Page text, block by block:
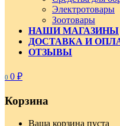
Электротовары
Зоотовары
НАШИ МАГАЗИНЫ
ДОСТАВКА И
ОТЗЫВЫ
0 0 ₽
Корзина
Ваша корзина пуста